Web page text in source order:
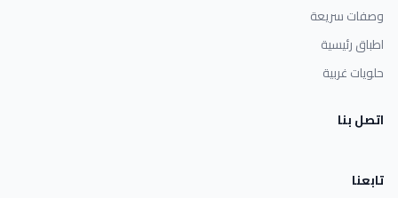
وصفات سريعة
اطباق رئيسية
حلويات غربية
اتصل بنا
تابعنا